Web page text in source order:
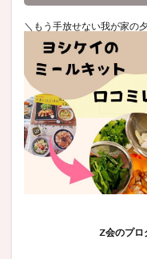
＼もう手放せない我が家の
Z会のプロ